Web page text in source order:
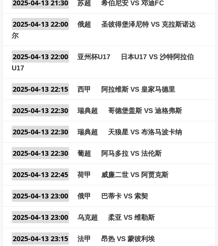
2025-04-13 21:30 苏超 希伯尼安 VS 邓迪FC
2025-04-13 22:00 俄超
圣彼得堡泽尼特 VS 克拉斯诺达
尔
2025-04-13 22:00 亚州杯U17
日本U17 VS 沙特阿拉伯
U17
2025-04-13 22:15 西甲 阿拉维斯 VS 皇家马德里
2025-04-13 22:30 瑞典超 哥德堡盖斯 VS 迪格弗斯
2025-04-13 22:30 瑞典超 天狼星 VS 布洛马波卡纳
2025-04-13 22:30 葡超 阿马多拉 VS 法伦斯
2025-04-13 22:45 荷甲 威廉二世 VS 阿贾克斯
2025-04-13 23:00 俄甲 巴蒂卡 VS 索契
2025-04-13 23:00 乌克超 柔亚 VS 维勒斯
2025-04-13 23:15 法甲 昂热 VS 蒙彼利埃